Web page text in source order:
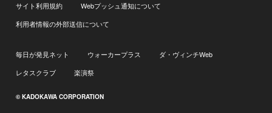
サイト利用規約
Webプッシュ通知について
利用者情報の外部送信について
毎日が発見ネット ウォーカープラス
ダ・ヴィンチWeb
レタスクラブ
楽演祭
© KADOKAWA CORPORATION